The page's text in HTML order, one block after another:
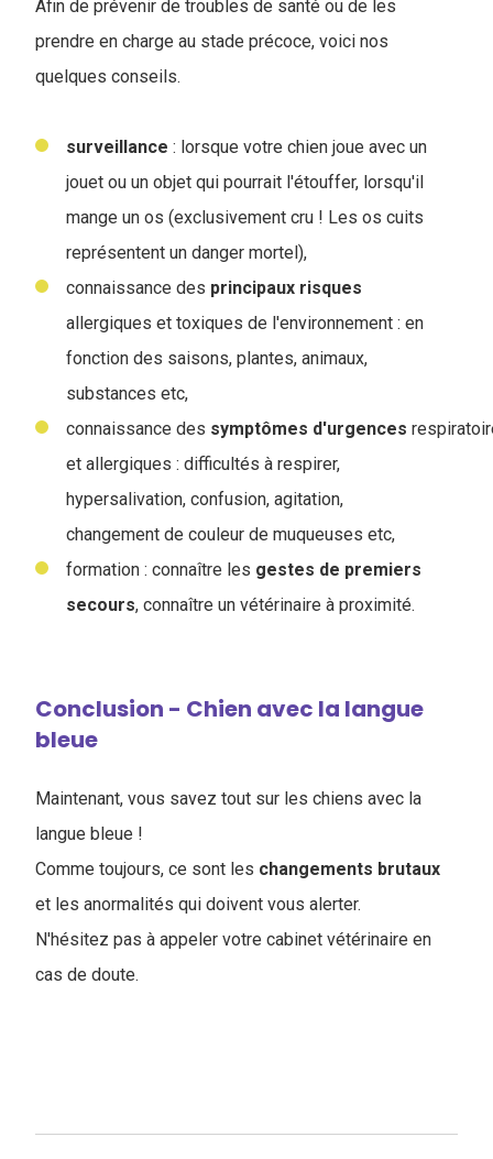
Afin de prévenir de troubles de santé ou de les
prendre en charge au stade précoce, voici nos
quelques conseils.
surveillance : lorsque votre chien joue avec un
jouet ou un objet qui pourrait l'étouffer, lorsqu'il
mange un os (exclusivement cru ! Les os cuits
représentent un danger mortel),
connaissance des principaux risques
allergiques et toxiques de l'environnement : en
fonction des saisons, plantes, animaux,
substances etc,
connaissance des symptômes d'urgences
et allergiques : difficultés à respirer,
hypersalivation, confusion, agitation,
changement de couleur de muqueuses etc,
formation : connaître les gestes de premiers
secours, connaître un vétérinaire à proximité.
Conclusion - Chien avec la langue
bleue
Maintenant, vous savez tout sur les chiens avec la
langue bleue !
Comme toujours, ce sont les changements brutaux
et les anormalités qui doivent vous alerter.
N'hésitez pas à appeler votre cabinet vétérinaire en
cas de doute.